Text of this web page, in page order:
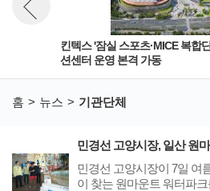
킨텍스 '잠실 스포츠·MICE 복합
션센터 운영 본격 가동
뉴스 이전보기
홈 뉴스 기관단체
민경선 고양시장이 7일 여
이 찾는 원마운트 워터파